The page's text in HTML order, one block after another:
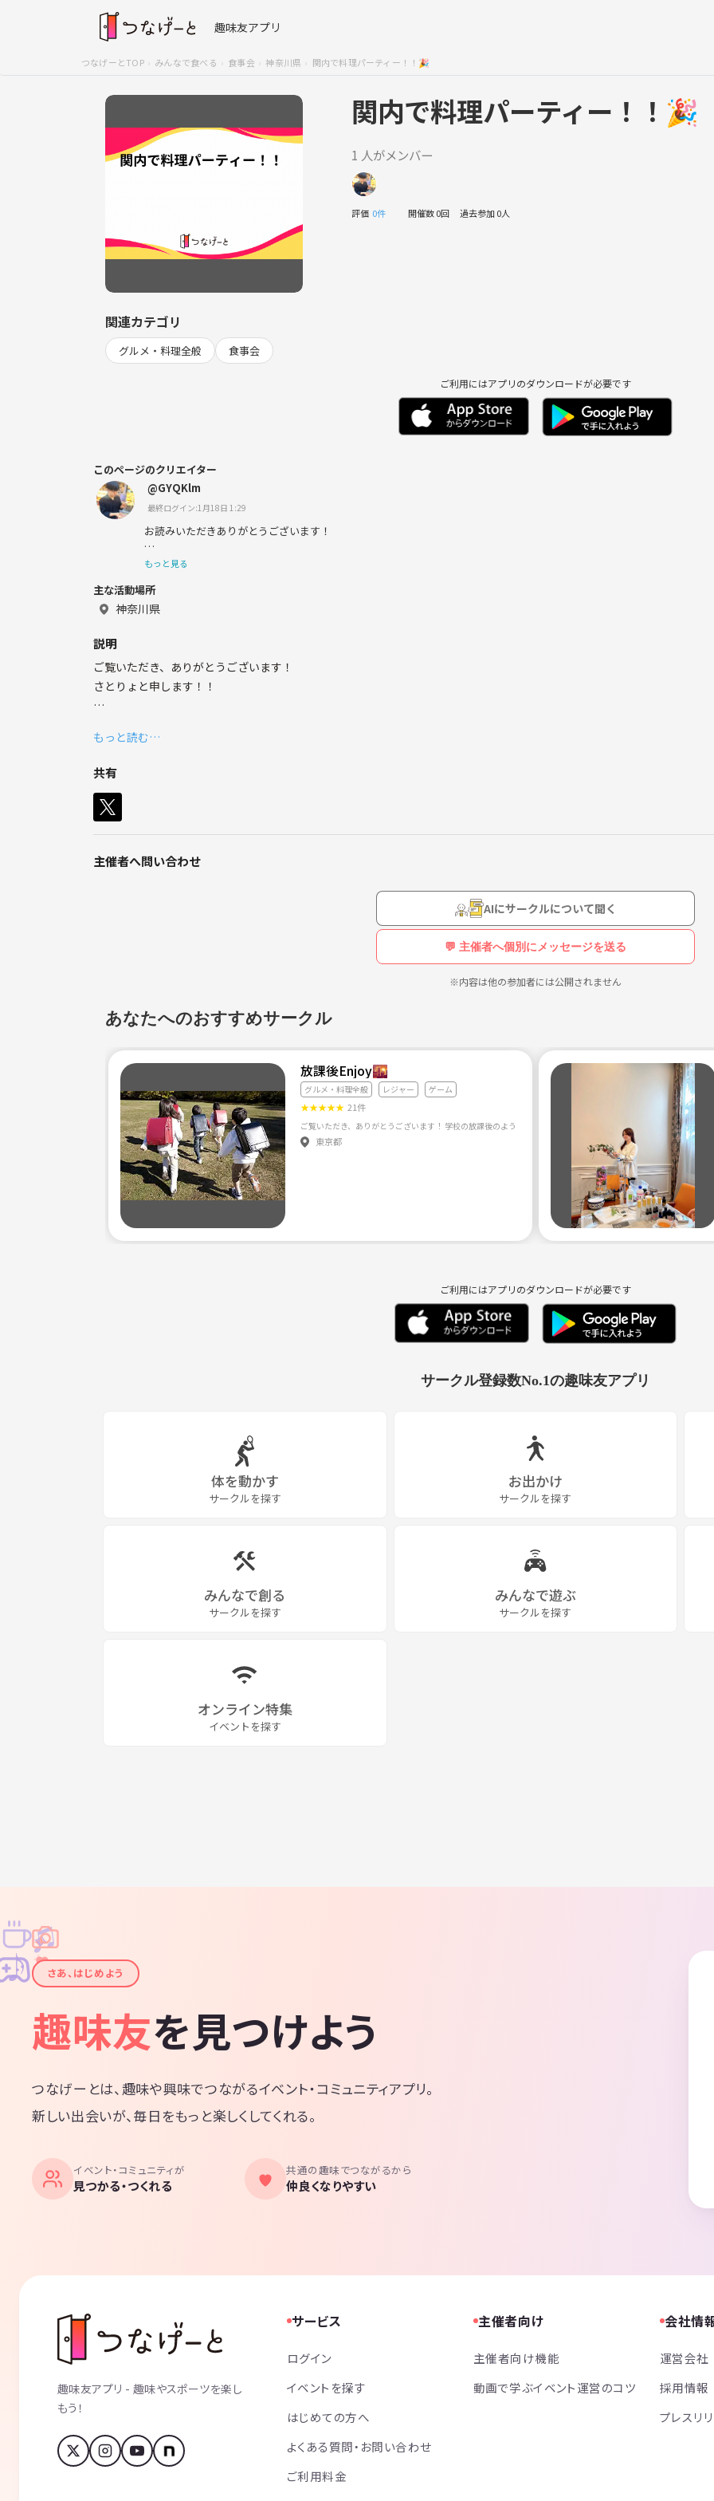
趣味友アプリ
つなげーとTOP みんなで食べる 食事会 神奈川県 関内で料理パーティー！！🎉
関内で料理パーティー！！🎉
1 人がメンバー
評価 0件 開催数 0回 過去参加 0人
関連カテゴリ
グルメ・料理全般 食事会
ご利用にはアプリのダウンロードが必要です
このページのクリエイター
@GYQKlm
最終ログイン:1月18日 1:29
お読みいただきありがとうございます！
横浜市住みの2000年生まれ、さとりょと申します！
どしどし参加してください！！！
もっと見る
主な活動場所
神奈川県
説明
ご覧いただき、ありがとうございます！
さとりょと申します！！
関内駅から徒歩5分の場所で料理パーティーを開催しています！！
料理・食事が好きな方、海外の方、コミュニケーションを取りたい方はぜひ一緒に楽しみましょう！！
もっと読む…
共有
主催者へ問い合わせ
AIにサークルについて聞く
💬 主催者へ個別にメッセージを送る
※内容は他の参加者には公開されません
あなたへのおすすめサークル
放課後Enjoy🌇
グルメ・料理全般 レジャー ゲーム
★★★★★ 21件
東京都
ご利用にはアプリのダウンロードが必要です
サークル登録数No.1の趣味友アプリ
体を動かす
サークルを探す
お出かけ
サークルを探す
みんなで創る
サークルを探す
みんなで遊ぶ
サークルを探す
オンライン特集
イベントを探す
✦
✦
✧
✧
♪
♫
さあ、はじめよう
趣味友を見つけよう
つなげーとは、趣味や興味でつながるイベント・コミュニティアプリ。
新しい出会いが、毎日をもっと楽しくしてくれる。
イベント・コミュニティが
見つかる・つくれる
共通の趣味でつながるから
仲良くなりやすい
趣味友アプリ - 趣味やスポーツを楽し
もう！
サービス
ログイン
イベントを探す
はじめての方へ
よくある質問・お問い合わせ
ご利用料金
主催者向け
主催者向け機能
動画で学ぶイベント運営のコツ
会社情
運営会社
採用情報
プレスリ